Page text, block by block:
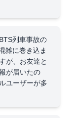
列車事故の
雑に巻き込ま
が、お友達と
が届いたの
ユーザーが多